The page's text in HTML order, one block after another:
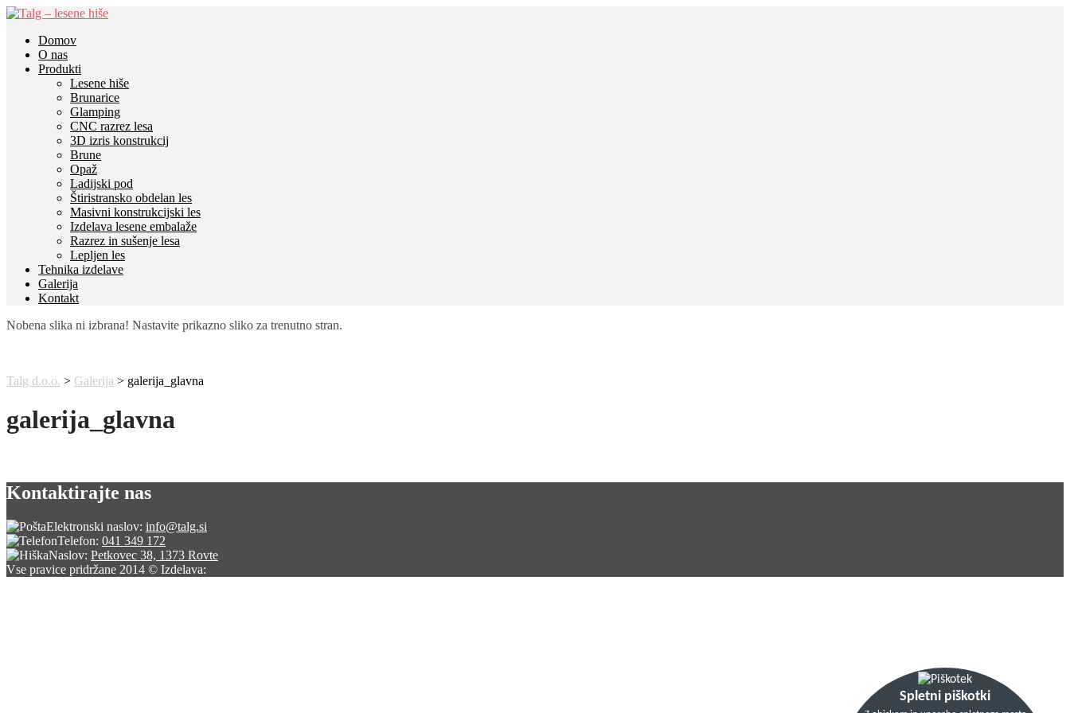
Domov
O nas
Produkti
Lesene hiše
Brunarice
Glamping
CNC razrez lesa
3D izris konstrukcij
Brune
Opaž
Ladijski pod
Štiristransko obdelan les
Masivni konstrukcijski les
Izdelava lesene embalaže
Razrez in sušenje lesa
Lepljen les
Tehnika izdelave
Galerija
Kontakt
Nobena slika ni izbrana! Nastavite prikazno sliko za trenutno stran.
Talg d.o.o. > Galerija > galerija_glavna
galerija_glavna
Kontaktirajte nas
Elektronski naslov: info@talg.si
Telefon: 041 349 172
Naslov: Petkovec 38, 1373 Rovte
Vse pravice pridržane 2014 © Izdelava:
Spletni piškotki